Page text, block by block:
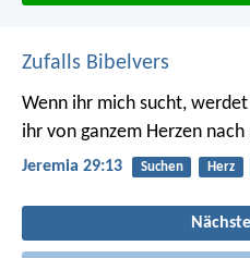
Zufalls Bibelvers
Wenn ihr mich sucht,
ihr von ganzem Herzen
Jeremia 29:13 Suchen Herz